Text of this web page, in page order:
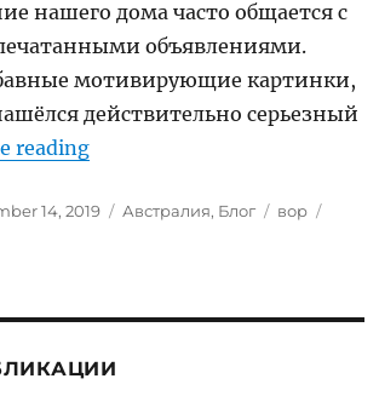
нашего дома часто общается с
объявлениями.
мотивирующие картинки,
действительно серьезный
reading“Разыскиваем вора!”
14, 2019 Categories
Австралия, Блог Tags
вор